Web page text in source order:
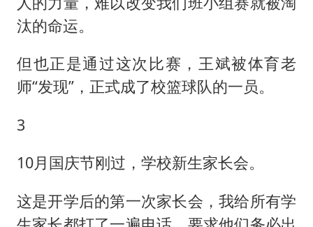
汰的命运。
但也正是通过这次比赛，王斌被体育老
师“发现”，正式成了校篮球队的一员。
3
10月国庆节刚过，学校新生家长会。
这是开学后的第一次家长会，我给所有学